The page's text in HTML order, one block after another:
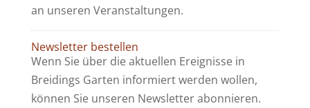
an unseren Veranstaltungen.
Newsletter bestellen
Wenn Sie über die aktuellen Ereignisse in
Breidings Garten informiert werden wollen,
können Sie unseren Newsletter abonnieren.